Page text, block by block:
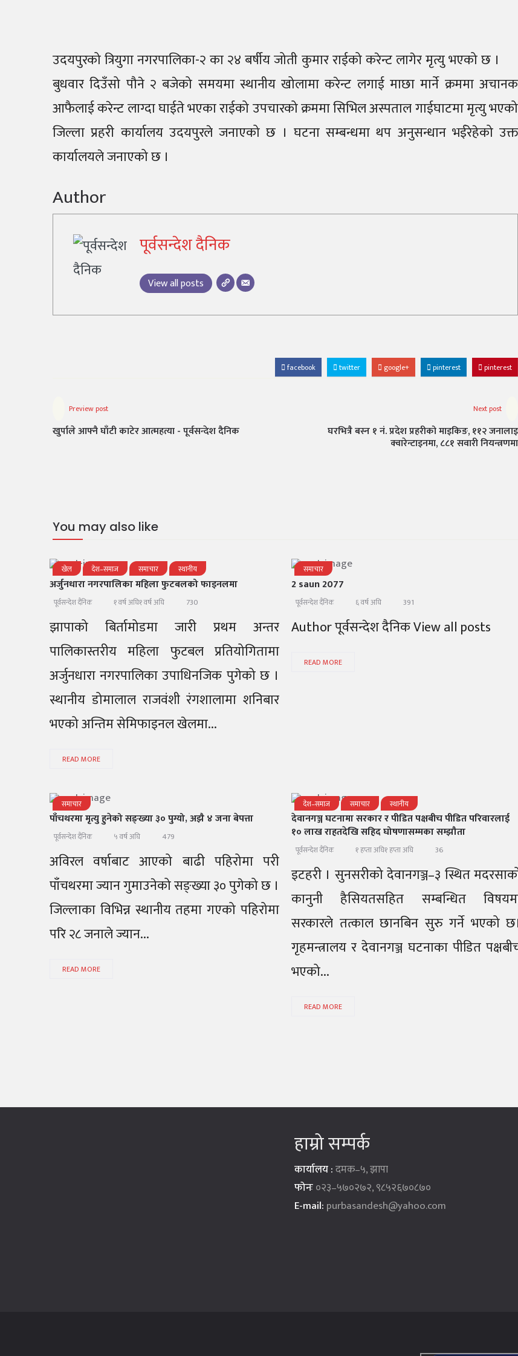
उदयपुरको त्रियुगा नगरपालिका-२ का २४ बर्षीय जोती कुमार राईको करेन्ट लागेर मृत्यु भएको छ ।
बुधवार दिउँसो पौने २ बजेको समयमा स्थानीय खोलामा करेन्ट लगाई माछा मार्ने क्रममा अचानक
आफैलाई करेन्ट लाग्दा घाईते भएका राईको उपचारको क्रममा सिभिल अस्पताल गाईघाटमा मृत्यु भएको
जिल्ला प्रहरी कार्यालय उदयपुरले जनाएको छ । घटना सम्बन्धमा थप अनुसन्धान भईरेहेको उक्त
कार्यालयले जनाएको छ ।
Author
पूर्वसन्देश दैनिक
View all posts
facebook twitter google+ pinterest pinterest
Preview post
खुर्पाले आफ्नै घाँटी काटेर आत्महत्या - पूर्वसन्देश दैनिक
Next post
घरभित्रै बस्न १ नं. प्रदेश प्रहरीको माइकिङ, ११२ जनालाइ
क्वारेन्टाइनमा, ८८१ सवारी नियन्त्रणमा
You may also like
खेल देश–समाज समाचार स्थानीय
अर्जुनधारा नगरपालिका महिला फुटबलको फाइनलमा
पूर्वसन्देश दैनिक १ वर्ष अघि१ वर्ष अघि 730
झापाको बिर्तामोडमा जारी प्रथम अन्तर
पालिकास्तरीय महिला फुटबल प्रतियोगितामा
अर्जुनधारा नगरपालिका उपाधिनजिक पुगेको छ ।
स्थानीय डोमालाल राजवंशी रंगशालामा शनिबार
भएको अन्तिम सेमिफाइनल खेलमा...
READ MORE
समाचार
2 saun 2077
पूर्वसन्देश दैनिक ६ वर्ष अघि 391
Author पूर्वसन्देश दैनिक View all posts
READ MORE
समाचार
पाँचथरमा मृत्यु हुनेको सङ्ख्या ३० पुग्यो, अझै ४ जना बेपत्ता
पूर्वसन्देश दैनिक ५ वर्ष अघि 479
अविरल वर्षाबाट आएको बाढी पहिरोमा परी
पाँचथरमा ज्यान गुमाउनेको सङ्ख्या ३० पुगेको छ ।
जिल्लाका विभिन्न स्थानीय तहमा गएको पहिरोमा
परि २८ जनाले ज्यान...
READ MORE
देश–समाज समाचार स्थानीय
देवानगञ्ज घटनामा सरकार र पीडित पक्षबीच पीडित परिवारलाई
१० लाख राहतदेखि सहिद घोषणासम्मका सम्झौता
पूर्वसन्देश दैनिक १ हप्ता अघि१ हप्ता अघि 36
इटहरी । सुनसरीको देवानगञ्ज–३ स्थित
कानुनी हैसियतसहित सम्बन्धित
सरकारले तत्काल छानबिन सुरु गर्ने भएको छ।
गृहमन्त्रालय र देवानगञ्ज घटनाका पीडित
भएको...
READ MORE
हाम्रो सम्पर्क
कार्यालय :दमक–५, झापा
फोनः०२३–५७०२७२, ९८५२६७०८७०
E-mail: purbasandesh@yahoo.com